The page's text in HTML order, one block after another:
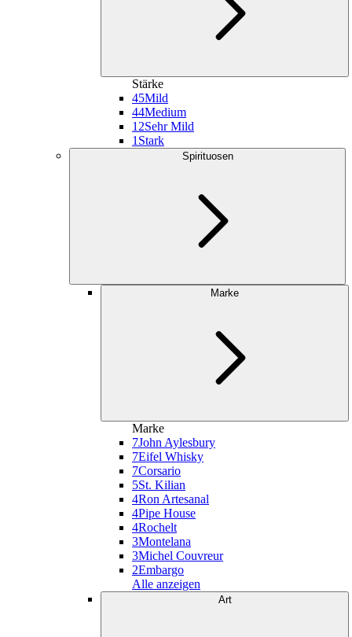
Stärke
45Mild
44Medium
12Sehr Mild
1 Stark
Spirituosen
Marke
Marke
7John Aylesbury
7Eifel Whisky
7Corsario
5St. Kilian
4Ron Artesanal
4Pipe House
4Rochelt
3Montelana
3Michel Couvreur
2Embargo
Alle anzeigen
Art